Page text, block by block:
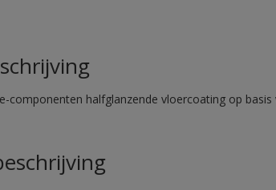
componenten halfglanzende vloercoating op basis